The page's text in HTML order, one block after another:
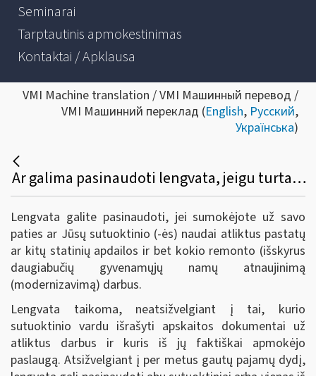
Seminarai
Tarptautinis apmokestinimas
Kontaktai / Apklausa
VMI Machine translation / VMI Машинный перевод /
VMI Машинний переклад (English, Русский,
Українська)
Ar galima pasinaudoti lengvata, jeigu turtas priklauso sutuoktiniui?
Lengvata galite pasinaudoti, jei sumokėjote už savo
paties ar Jūsų sutuoktinio (-ės) naudai atliktus pastatų
ar kitų statinių apdailos ir bet kokio remonto (išskyrus
daugiabučių gyvenamųjų namų atnaujinimą
(modernizavimą) darbus.
Lengvata taikoma, neatsižvelgiant į tai, kurio
sutuoktinio vardu išrašyti apskaitos dokumentai už
atliktus darbus ir kuris iš jų faktiškai apmokėjo
paslaugą. Atsižvelgiant į per metus gautų pajamų dydį,